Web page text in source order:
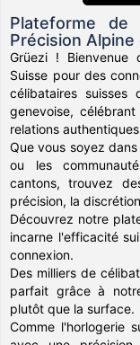
Plateforme de
Précision
Grüezi ! Bienvenue
Suisse pour des
célibataires suisses
genevoise,
relations
Que vous soyez
ou les
cantons, trouvez
précision, la
Découvrez notre
incarne l'efficacité
connexion.
Des milliers de
parfait grâce à
plutôt que la surface.
Comme l'horlogerie